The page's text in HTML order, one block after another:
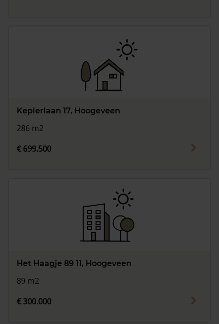
Keplerlaan 17, Hoogeveen
286 m2
€ 699.500
Het Haagje 89 11, Hoogeveen
89 m2
€ 300.000